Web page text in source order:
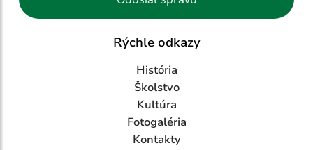
Rýchle odkazy
História
Školstvo
Kultúra
Fotogaléria
Kontakty